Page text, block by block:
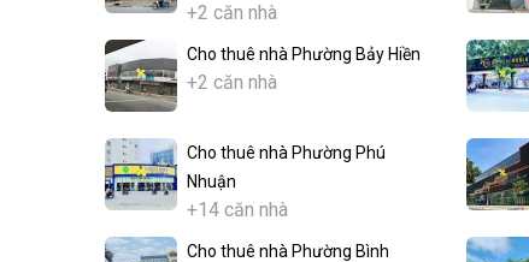
+2 căn nhà
Cho thuê nhà Phường Bảy Hiền
+2 căn nhà
Cho thuê nhà Phường Phú
Nhuận
+14 căn nhà
Cho thuê nhà Phường Bình